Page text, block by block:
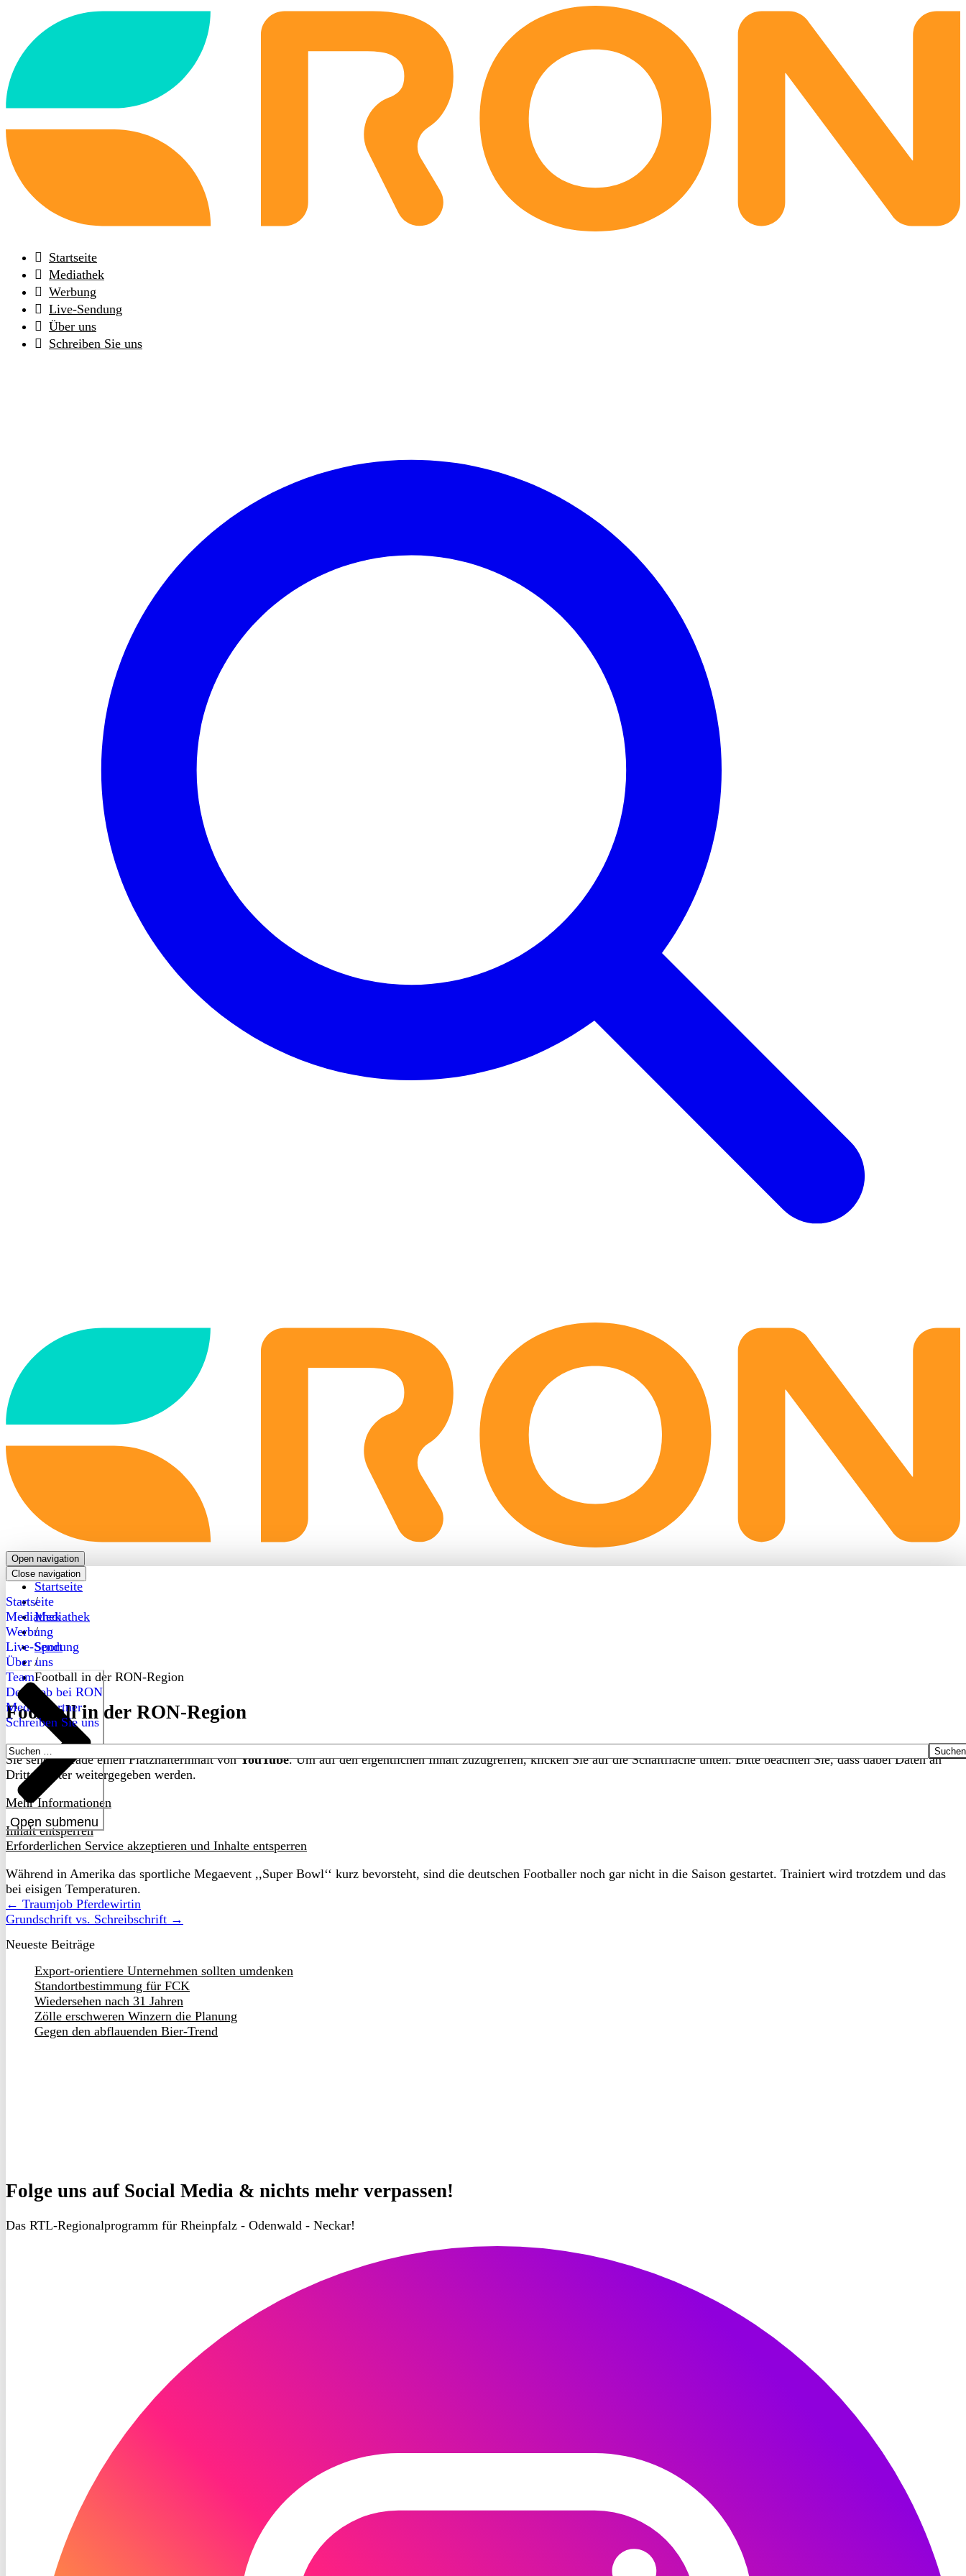
frontpage
Startseite
Mediathek
Werbung
Live-Sendung
Über uns
Schreiben Sie uns
frontpage
Open navigation
Close navigation
Startseite
Mediathek
Werbung
Live-Sendung
Über uns
Open submenu
Team
Dein Job bei RON
Medienpartner
Schreiben Sie uns
Suchen
nach:
Startseite
/
Mediathek
/
Sport
/
Football in der RON-Region
Football in der RON-Region
Sie sehen gerade einen Platzhalterinhalt vonYouTube. Um auf den eigentlichen Inhalt zuzugreifen, klicken Sie auf die Schaltfläche unten. Bitte beachten Sie, dass dabei Daten an
Drittanbieter weitergegeben werden.
Mehr Informationen
Inhalt entsperren
Erforderlichen Service akzeptieren und Inhalte entsperren
Während in Amerika das sportliche Megaevent ,,Super Bowl‘‘ kurz bevorsteht, sind die deutschen Footballer noch gar nicht in die Saison gestartet. Trainiert wird trotzdem und das
bei eisigen Temperaturen.
← Traumjob Pferdewirtin
Grundschrift vs. Schreibschrift →
Neueste Beiträge
Export-orientiere Unternehmen sollten umdenken
Standortbestimmung für FCK
Wiedersehen nach 31 Jahren
Zölle erschweren Winzern die Planung
Gegen den abflauenden Bier-Trend
Folge uns auf Social Media & nichts mehr verpassen!
Das RTL-Regionalprogramm für Rheinpfalz - Odenwald - Neckar!